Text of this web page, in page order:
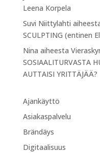
Leena Korpela
Suvi Niittylahti
SCULPTING (entinen
Nina aiheesta
SOSIAALITURVASTA
AUTTAISI YRITTÄJÄÄ?
Ajankäyttö
Asiakaspalvelu
Brändäys
Digitaalisuus